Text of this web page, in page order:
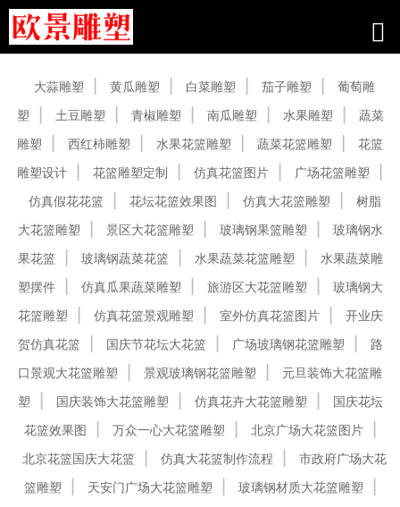
大蒜雕塑 黄瓜雕塑 白菜雕塑 茄子雕塑
葡萄雕
塑
土豆雕塑 青椒雕塑 南瓜雕塑 水果雕塑
蔬菜
雕塑
西红柿雕塑 水果花篮雕塑 蔬菜花篮雕塑
花篮
雕塑设计
花篮雕塑定制 仿真花篮图片
广场花篮雕塑
仿真假花花篮
花坛花篮效果图 仿真大花篮雕塑
树脂
大花篮雕塑
景区大花篮雕塑 玻璃钢果篮雕塑
玻璃钢水
果花篮
玻璃钢蔬菜花篮 水果蔬菜花篮雕塑
水果蔬菜雕
塑摆件
仿真瓜果蔬菜雕塑 旅游区大花篮雕塑
玻璃钢大
花篮雕塑
仿真花篮景观雕塑 室外仿真花篮图片
开业庆
贺仿真花篮
国庆节花坛大花篮 广场玻璃钢花篮雕塑
路
口景观大花篮雕塑
景观玻璃钢花篮雕塑
元旦装饰大花篮雕
塑
国庆装饰大花篮雕塑 仿真花卉大花篮雕塑
国庆花坛
花篮效果图
万众一心大花篮雕塑
北京广场大花篮图片
北京花篮国庆大花篮
仿真大花篮制作流程
市政府广场大花
篮雕塑
天安门广场大花篮雕塑
玻璃钢材质大花篮雕塑